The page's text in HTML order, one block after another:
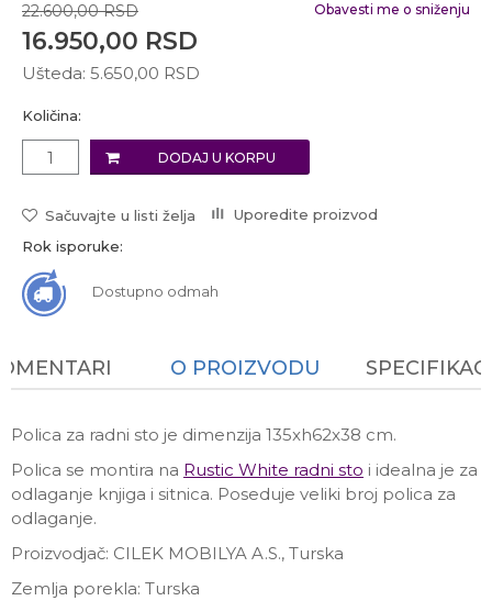
22.600,00 RSD
16.950,00 RSD
Ušteda: 5.650,00 RSD
Obavesti me o sniženju
Količina:
DODAJ U KORPU
Sačuvajte u listi želja
Uporedite proizvod
Rok isporuke:
Dostupno odmah
O PROIZVODU
Polica za radni sto je dimenzija 135xh62x38 cm.
Polica se montira na Rustic White radni sto i idealna je za
odlaganje knjiga i sitnica. Poseduje veliki broj polica za
odlaganje.
Proizvodjač: CILEK MOBILYA A.S., Turska
Zemlja porekla: Turska